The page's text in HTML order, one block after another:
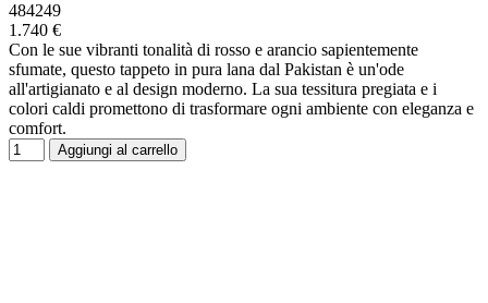
484249
1.740 €
Con le sue vibranti tonalità di rosso e arancio sapientemente
sfumate, questo tappeto in pura lana dal Pakistan è un'ode
all'artigianato e al design moderno. La sua tessitura pregiata e i
colori caldi promettono di trasformare ogni ambiente con eleganza e
comfort.
Aggiungi al carrello